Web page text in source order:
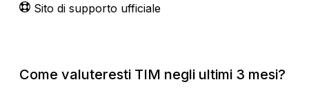
Sito di supporto ufficiale
Come valuteresti TIM negli ultimi 3 mesi?